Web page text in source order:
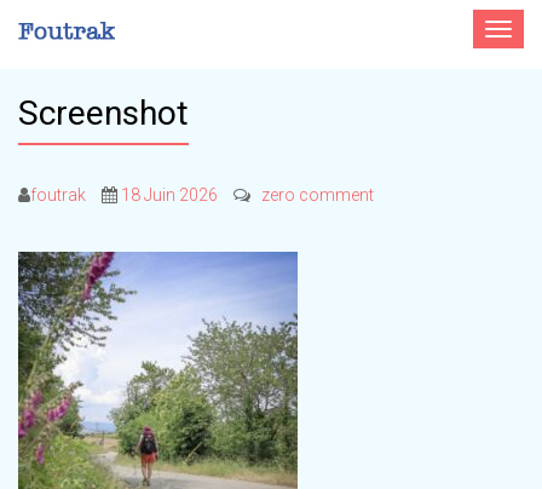
Toggle
Screenshot
foutrak 18 Juin 2026 zero comment